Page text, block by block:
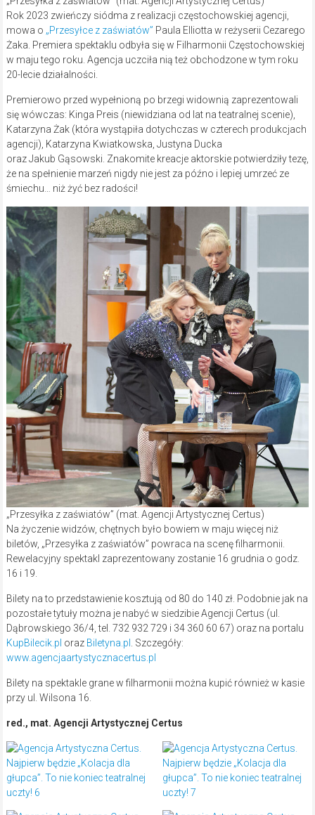
Rok 2023 zwieńczy siódma z realizacji częstochowskiej agencji,
mowa o „Przesyłce z zaświatów” Paula Elliotta w reżyserii Cezarego
Żaka. Premiera spektaklu odbyła się w Filharmonii Częstochowskiej
w maju tego roku. Agencja uczciła nią też obchodzone w tym roku
20-lecie działalności.
Premierowo przed wypełnioną po brzegi widownią zaprezentowali
się wówczas: Kinga Preis (niewidziana od lat na teatralnej scenie),
Katarzyna Żak (która wystąpiła dotychczas w czterech produkcjach
agencji), Katarzyna Kwiatkowska, Justyna Ducka
oraz Jakub Gąsowski. Znakomite kreacje aktorskie potwierdziły tezę,
że na spełnienie marzeń nigdy nie jest za późno i lepiej umrzeć ze
śmiechu… niż żyć bez radości!
„Przesyłka z zaświatów” (mat. Agencji Artystycznej Certus)
Na życzenie widzów, chętnych było bowiem w maju więcej niż
biletów, „Przesyłka z zaświatów” powraca na scenę filharmonii.
Rewelacyjny spektakl zaprezentowany zostanie 16 grudnia o godz.
16 i 19.
Bilety na to przedstawienie kosztują od 80 do 140 zł. Podobnie jak na
pozostałe tytuły można je nabyć w siedzibie Agencji Certus (ul.
Dąbrowskiego 36/4, tel. 732 932 729 i 34 360 60 67) oraz na portalu
KupBilecik.pl oraz Biletyna.pl
. Szczegóły:
www.agencjaartystycznacertus.pl
Bilety na spektakle grane w filharmonii można kupić również w kasie
przy ul. Wilsona 16.
red., mat. Agencji Artystycznej Certus